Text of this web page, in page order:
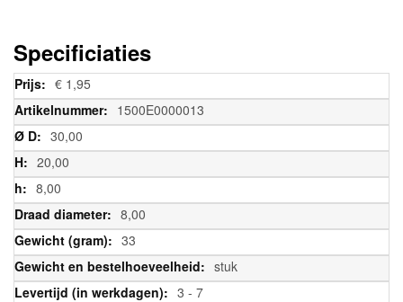
Specificiaties
Meer
informatie
€ 1,95
1500E0000013
30,00
20,00
8,00
8,00
33
stuk
3 - 7